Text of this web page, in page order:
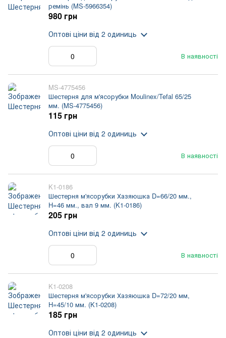
ремінь (MS-5966354)
В наявності
980 грн
Оптові ціни від 2 одиниць
MS-4775456
Шестерня для м'ясорубки Moulinex/Tefal 65/25
мм. (MS-4775456)
В наявності
115 грн
Оптові ціни від 2 одиниць
K1-0186
Шестерня м'ясорубки Хазяюшка D=66/20 мм.,
H=46 мм., вал 9 мм. (K1-0186)
В наявності
205 грн
Оптові ціни від 2 одиниць
K1-0208
Шестерня м'ясорубки Хазяюшка D=72/20 мм,
H=45/10 мм. (K1-0208)
185 грн
Оптові ціни від 2 одиниць